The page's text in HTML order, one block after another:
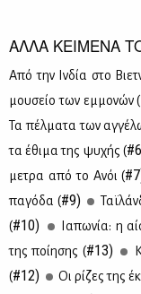
ΑΛΛΑ ΚΕΙΜΕΝΑ
Από την Ιν­δία στο
μου­σείο των εμ­μο­νών (
Τα πέλ­μα­τα των
τα έθι­μα της ψυ­χής (
με­τρα από το Ανόι (
πα­γό­δα (#9)
(#10) Ια­πω­νία: η
της ποί­η­σης (#13)
(#12) Οι ρί­ζες της